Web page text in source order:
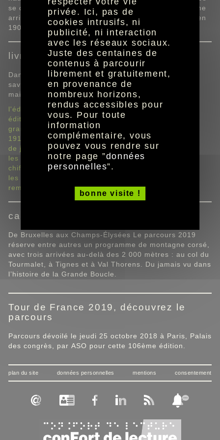
se concluant à Val Thorens à 2365 mètres, la troisième
arrivée la plus haute depuis la création de l'épreuve en
1903 !
livre de route 2019
Dans tous ses formats, découvrez tout ce qu'il faut
savoir de cette 106ème édition spécial centenaire du
maillot Jaune.
l'édito de Christian Prudhomme
édition 2019
grand départ 2019
1919-2019 : le siècle jaune
de jour en jour les 21 étapes
les sommets du Tour
chiffres et statistiques
les vainqueurs
remerciements
carte du Tour de France 2019
De Bruxelles aux Champs-Élysées Le parcours 2019
réserve entre autres un programme de montagne corsé,
avec trois arrivées au-delà des 2 000 mètres : au col du
Tourmalet, à Tignes et à Val Thorens. Du jamais vu dans
l’histoire de la Grande Boucle.
Tour de France 2019, découvrez le
parcours
Parcours dévoilé le jeudi 25 octobre 2018 à Paris, Palais
des congrès, par ASO pour cette 106ème édition.
plan du site données personnelles mentions consentement
privée. Ici, pas de
cookies intrusifs, ni
publicité, ni interaction
avec les réseaux sociaux.
Juste des centaines de
contenus à parcourir
librement et gratuitement,
en provenance de
nombreux horizons,
rendus accessibles pour
vous. Pour toute
information
complémentaire, vous
pouvez vous rendre sur
notre page ”données
personnelles”.
bonne visite !